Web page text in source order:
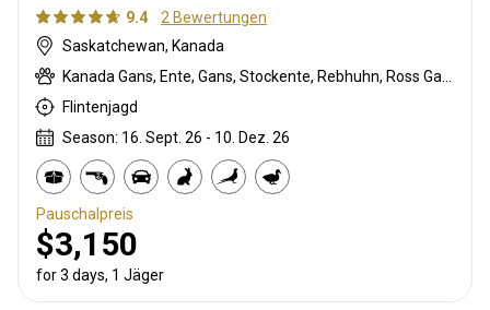
9.4
2 Bewertungen
Saskatchewan, Kanada
Flintenjagd
Season: 16. Sept. 26 - 10. Dez. 26
Pauschalpreis
$3,150
for 3 days, 1 Jäger